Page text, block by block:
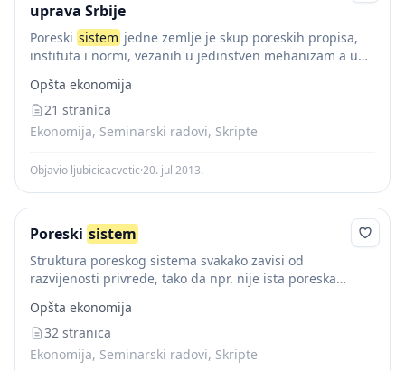
uprava Srbije
Poreski sistem jedne zemlje je skup poreskih propisa,
instituta i normi, vezanih u jedinstven mehanizam a u
sistemje uključen veliki broj poreskih...
Opšta ekonomija
21 stranica
Ekonomija, Seminarski radovi, Skripte
Objavio ljubicicacvetic·20. jul 2013.
Poreski sistem
Struktura poreskog sistema svakako zavisi od
razvijenosti privrede, tako da npr. nije ista poreska
postoji razlika i u zemljama koje su unitarno...
Opšta ekonomija
32 stranica
Ekonomija, Seminarski radovi, Skripte